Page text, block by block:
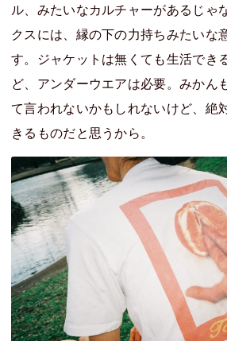
ル、みたいなカルチャーがあるじゃ
クスには、縁の下の力持ちみたいな
す。ジャケットは無くても生活でき
ど、アンダーウエアは必要。みかん
て言われないかもしれないけど、絶
きるものだと思うから。